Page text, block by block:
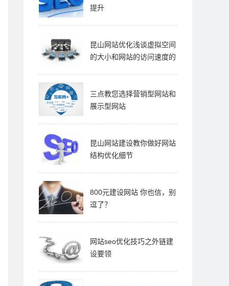
提升
昆山网站优化浅谈虚拟空间
的大小和网站的访问速度的
三点教您选择营销型网站和
展示型网站
昆山网站建设教你做好网站
结构优化细节
800元建设网站 你也信，别
逗了？
网站seo优化技巧之外链建
设要领